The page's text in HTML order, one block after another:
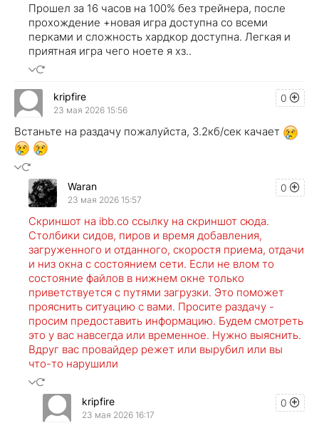
Прошел за 16 часов на 100% без трейнера, после
прохождение +новая игра доступна со всеми
перками и сложность хардкор доступна. Легкая и
приятная игра чего ноете я хз..
0
kripfire
23 мая 2026 15:56
Встаньте на раздачу пожалуйста, 3.2кб/сек качает
0
Waran
23 мая 2026 15:57
Скриншот на ibb.co ссылку на скриншот сюда.
Столбики сидов, пиров и время добавления,
загруженного и отданного, скоростя приема, отдачи
и низ окна с состоянием сети. Если не влом то
состояние файлов в нижнем окне только
приветствуется с путями загрузки. Это поможет
прояснить ситуацию с вами. Просите раздачу -
просим предоставить информацию. Будем смотреть
это у вас навсегда или временное. Нужно выяснить.
Вдруг вас провайдер режет или вырубил или вы
что-то нарушили
0
kripfire
23 мая 2026 16:17